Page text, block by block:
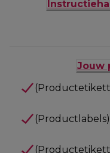
Jouw